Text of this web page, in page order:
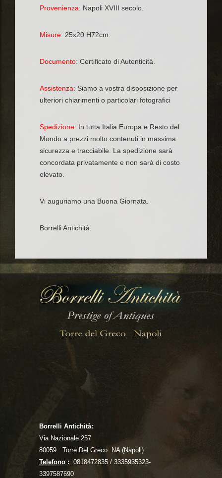
Provenienza: Napoli XVIII secolo.
Misure: 25x20 H72cm.
Documento: Certificato di Autenticità.
Assistenza: Siamo a vostra disposizione per
ulteriori chiarimenti o particolari fotografici
Spedizione: In tutta Italia Europa e Resto del
Mondo a prezzi molto contenuti in massima
sicurezza e tracciabile. La spedizione sarà
concordata privatamente e non sarà di costo
elevato.
Vi auguriamo una Buona Giornata.
Borrelli Antichità.
Borrelli Antichità:
Via Nazionale 257
80059 Torre Del Greco NA (Napoli)
Telefono : 0818472835 / 3335935323-
3397587690